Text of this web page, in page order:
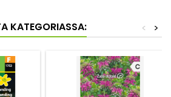
KATEGORIASSA: >
<